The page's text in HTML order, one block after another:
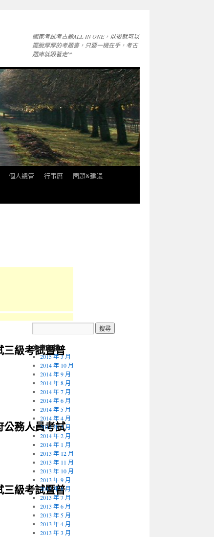
國家考試考古題ALL IN ONE，以後就可以
擺脫厚厚的考題書，只要一機在手，考古
題庫就跟著走^^
個人總管 行事曆
問題&建議
級考試暨普
務人員考試
級考試暨普
文章存檔
2015 年 3 月
2014 年 10 月
2014 年 9 月
2014 年 8 月
2014 年 7 月
2014 年 6 月
2014 年 5 月
2014 年 4 月
2014 年 3 月
2014 年 2 月
2014 年 1 月
2013 年 12 月
2013 年 11 月
2013 年 10 月
2013 年 9 月
2013 年 8 月
2013 年 7 月
2013 年 6 月
2013 年 5 月
2013 年 4 月
2013 年 3 月